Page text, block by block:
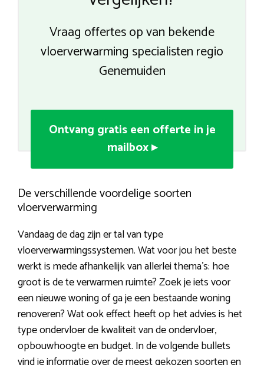
Vraag offertes op van bekende
vloerverwarming specialisten regio
Genemuiden
Ontvang gratis een offerte in je
mailbox ▸
De verschillende voordelige soorten
vloerverwarming
Vandaag de dag zijn er tal van type
vloerverwarmingssystemen. Wat voor jou het beste
werkt is mede afhankelijk van allerlei thema’s: hoe
groot is de te verwarmen ruimte? Zoek je iets voor
een nieuwe woning of ga je een bestaande woning
renoveren? Wat ook effect heeft op het advies is het
type ondervloer de kwaliteit van de ondervloer,
opbouwhoogte en budget. In de volgende bullets